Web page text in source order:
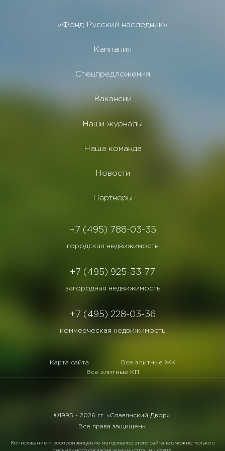
«Фонд Русский наследник»
Кампания
Спецпредложения
Вакансии
Наши журналы
Наша команда
Новости
Партнеры
+7 (495) 788-03-35
городская недвижимость
+7 (495) 925-33-77
загородная недвижимость
+7 (495) 228-03-36
коммерческая недвижимость
Карта сайта
Все элитные ЖК
Все элитные КП
©1995 - 2026 гг. «Славянский Двор».
Все права защищены
Копирование и воспроизведение материалов этого сайта возможно только с